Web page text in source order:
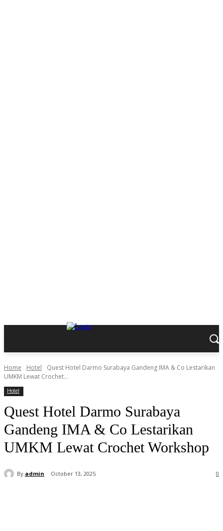
Home Hotel
Quest Hotel Darmo Surabaya Gandeng IMA & Co Lestarikan
UMKM Lewat Crochet...
Hotel
Quest Hotel Darmo Surabaya
Gandeng IMA & Co Lestarikan
UMKM Lewat Crochet Workshop
By admin October 13, 2025 0